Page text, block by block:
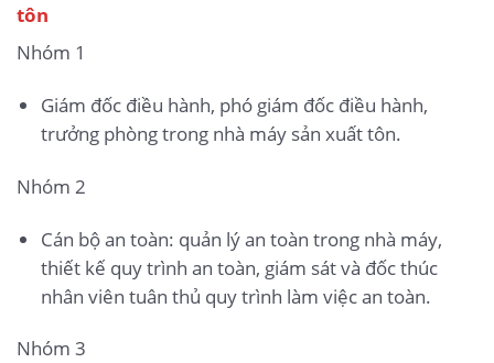
tôn
Nhóm 1
Giám đốc điều hành, phó giám đốc điều hành,
trưởng phòng trong nhà máy sản xuất tôn.
Nhóm 2
Cán bộ an toàn: quản lý an toàn trong nhà máy,
thiết kế quy trình an toàn, giám sát và đốc thúc
nhân viên tuân thủ quy trình làm việc an toàn.
Nhóm 3